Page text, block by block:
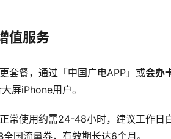
值服务
套餐，通过「中国广电APP」或会办
屏iPhone用户。
常使用约需24-48小时，建议工作日
国流量券，有效期长达6个月。